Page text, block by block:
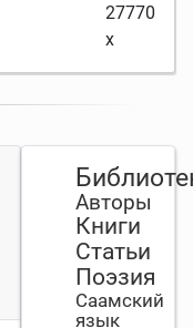
27770
x
Авторы
Книги
Статьи
Поэзия
Саамский
язык